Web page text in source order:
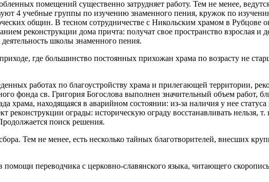
помещений существенно затрудняет работу. Тем не менее,
4 учебные группы по изучению знаменного пения, кружок по
общин. В тесном сотрудничестве с Никольским храмом в Рубцове
реконструкции дома причта: получат свое пространство взрослая и
школы знаменного пения.
где большинство постоянных прихожан храма по возрасту не
работах по благоустройству храма и прилегающей территории,
фонда св. Григория Богослова выполнен значительный объем работ,
храма, находящаяся в аварийном состоянии: из-за наличия у нее
ограды: историческую ограду восстанавливать нельзя, т.
поиск решения.
Тем не менее, есть несколько тайных благотворителей, внесших
переводчика с церковно-славянского языка, читающего